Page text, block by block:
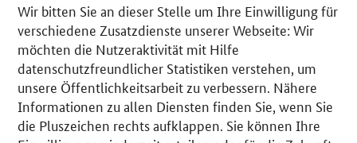
Wir bitten Sie an dieser Stelle um Ihre Einwilligung für
verschiedene Zusatzdienste unserer Webseite: Wir
möchten die Nutzeraktivität mit Hilfe
datenschutzfreundlicher Statistiken verstehen, um
unsere Öffentlichkeitsarbeit zu verbessern. Nähere
Informationen zu allen Diensten finden Sie, wenn Sie
die Pluszeichen rechts aufklappen. Sie können Ihre